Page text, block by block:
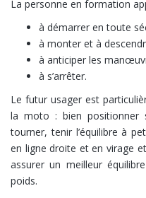
La personne en formation
à démarrer en toute
à monter et à
à anticiper les
à s’arrêter.
Le futur usager est
la moto : bien positionner
tourner, tenir l’équilibre à
en ligne droite et en virage
assurer un meilleur
poids.